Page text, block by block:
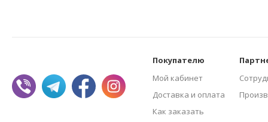
Покупателю
Мой кабинет
Доставка и оплата
Как заказать